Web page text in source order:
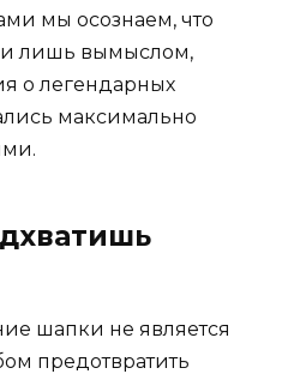
мы осознаем, что
лишь вымыслом,
о легендарных
максимально
шапки не является
предотвратить